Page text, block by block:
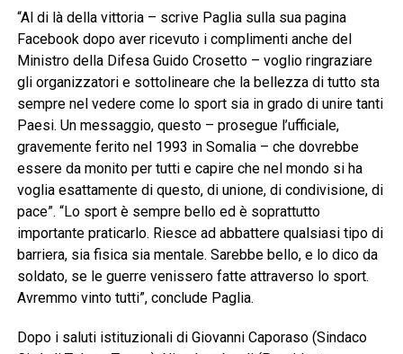
“Al di là della vittoria – scrive Paglia sulla sua pagina
Facebook dopo aver ricevuto i complimenti anche del
Ministro della Difesa Guido Crosetto – voglio ringraziare
gli organizzatori e sottolineare che la bellezza di tutto sta
sempre nel vedere come lo sport sia in grado di unire tanti
Paesi. Un messaggio, questo – prosegue l’ufficiale,
gravemente ferito nel 1993 in Somalia – che dovrebbe
essere da monito per tutti e capire che nel mondo si ha
voglia esattamente di questo, di unione, di condivisione, di
pace”. “Lo sport è sempre bello ed è soprattutto
importante praticarlo. Riesce ad abbattere qualsiasi tipo di
barriera, sia fisica sia mentale. Sarebbe bello, e lo dico da
soldato, se le guerre venissero fatte attraverso lo sport.
Avremmo vinto tutti”, conclude Paglia.
Dopo i saluti istituzionali di Giovanni Caporaso (Sindaco